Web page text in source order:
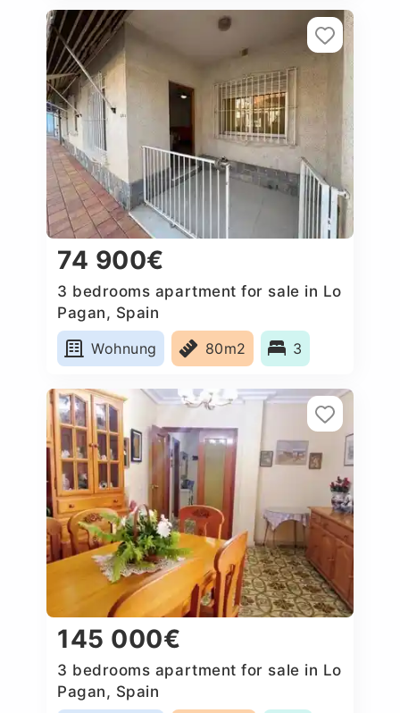
74 900€
3 bedrooms apartment for sale in Lo
Pagan, Spain
Wohnung
80m2 3
145 000€
3 bedrooms apartment for sale in Lo
Pagan, Spain